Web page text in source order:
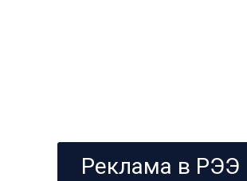
Реклама в РЭЭ